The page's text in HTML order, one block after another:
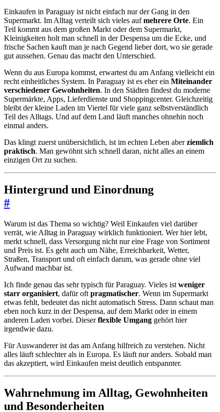
Einkaufen in Paraguay ist nicht einfach nur der Gang in den
Supermarkt. Im Alltag verteilt sich vieles aufmehrere Orte. Ein
Teil kommt aus dem großen Markt oder dem Supermarkt,
Kleinigkeiten holt man schnell in der Despensa um die Ecke, und
frische Sachen kauft man je nach Gegend lieber dort, wo sie gerade
gut aussehen. Genau das macht den Unterschied.
Wenn du aus Europa kommst, erwartest du am Anfang vielleicht ein
recht einheitliches System. In Paraguay ist es eher ein Miteinander
verschiedener Gewohnheiten. In den Städten findest du moderne
Supermärkte, Apps, Lieferdienste und Shoppingcenter. Gleichzeitig
bleibt der kleine Laden im Viertel für viele ganz selbstverständlich
Teil des Alltags. Und auf dem Land läuft manches ohnehin noch
einmal anders.
Das klingt zuerst unübersichtlich, ist im echten Leben aberziemlich
praktisch. Man gewöhnt sich schnell daran, nicht alles an einem
einzigen Ort zu suchen.
Hintergrund und Einordnung
#
Warum ist das Thema so wichtig? Weil Einkaufen viel darüber
verrät, wie Alltag in Paraguay wirklich funktioniert. Wer hier lebt,
merkt schnell, dass Versorgung nicht nur eine Frage von Sortiment
und Preis ist. Es geht auch um Nähe, Erreichbarkeit, Wetter,
Straßen, Transport und oft einfach darum, was gerade ohne viel
Aufwand machbar ist.
Ich finde genau das sehr typisch für Paraguay. Vieles ist weniger
starr organisiert, dafür oft pragmatischer. Wenn im Supermarkt
etwas fehlt, bedeutet das nicht automatisch Stress. Dann schaut man
eben noch kurz in der Despensa, auf dem Markt oder in einem
anderen Laden vorbei. Dieserflexible Umgang gehört hier
irgendwie dazu.
Für Auswanderer ist das am Anfang hilfreich zu verstehen. Nicht
alles läuft schlechter als in Europa. Es läuft nur anders. Sobald man
das akzeptiert, wird Einkaufen meist deutlich entspannter.
Wahrnehmung im Alltag, Gewohnheiten
und Besonderheiten